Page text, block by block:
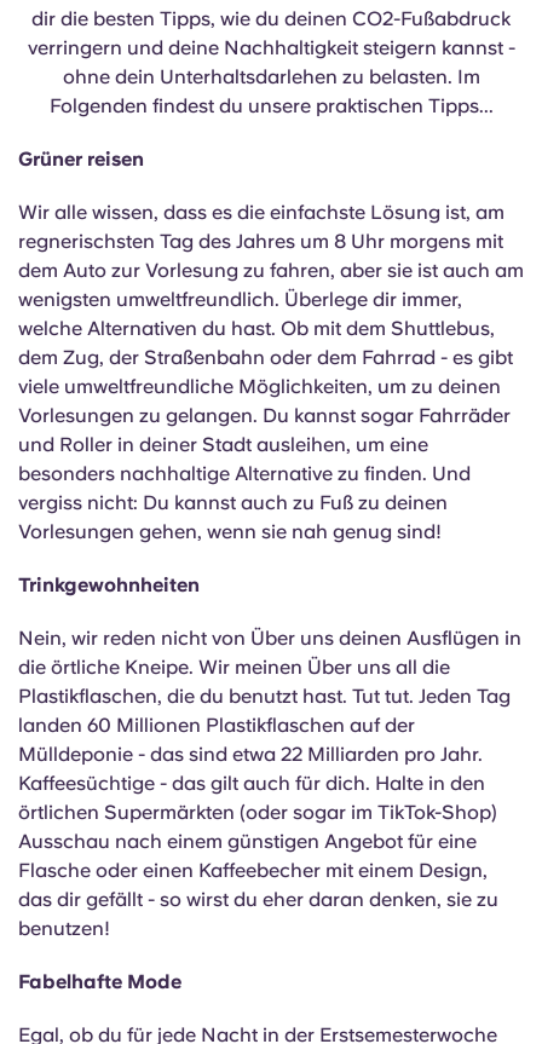
Portuguese
dir die besten Tipps, wie du deinen CO2-Fußabdruck
verringern und deine Nachhaltigkeit steigern kannst -
ohne dein Unterhaltsdarlehen zu belasten. Im
Folgenden findest du unsere praktischen Tipps...
Grüner reisen
Wir alle wissen, dass es die einfachste Lösung ist, am
regnerischsten Tag des Jahres um 8 Uhr morgens mit
dem Auto zur Vorlesung zu fahren, aber sie ist auch am
wenigsten umweltfreundlich. Überlege dir immer,
welche Alternativen du hast. Ob mit dem Shuttlebus,
dem Zug, der Straßenbahn oder dem Fahrrad - es gibt
viele umweltfreundliche Möglichkeiten, um zu deinen
Vorlesungen zu gelangen. Du kannst sogar Fahrräder
und Roller in deiner Stadt ausleihen, um eine
besonders nachhaltige Alternative zu finden. Und
vergiss nicht: Du kannst auch zu Fuß zu deinen
Vorlesungen gehen, wenn sie nah genug sind!
Trinkgewohnheiten
Nein, wir reden nicht von Über uns deinen Ausflügen in
die örtliche Kneipe. Wir meinen Über uns all die
Plastikflaschen, die du benutzt hast. Tut tut. Jeden Tag
landen 60 Millionen Plastikflaschen auf der
Mülldeponie - das sind etwa 22 Milliarden pro Jahr.
Kaffeesüchtige - das gilt auch für dich. Halte in den
örtlichen Supermärkten (oder sogar im TikTok-Shop)
Ausschau nach einem günstigen Angebot für eine
Flasche oder einen Kaffeebecher mit einem Design,
das dir gefällt - so wirst du eher daran denken, sie zu
benutzen!
Fabelhafte Mode
Egal, ob du für jede Nacht in der Erstsemesterwoche